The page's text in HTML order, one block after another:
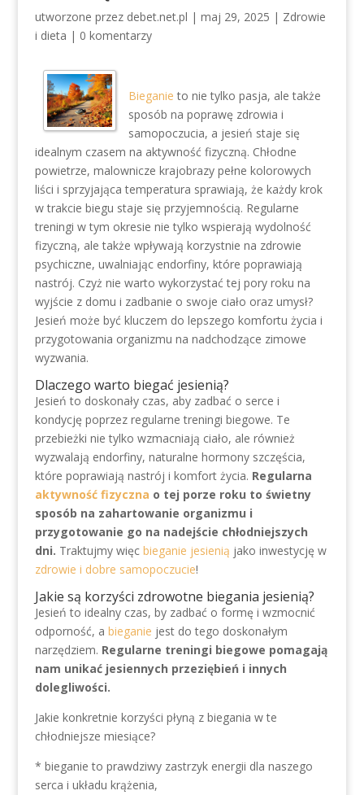
utworzone przez debet.net.pl | maj 29, 2025 | Zdrowie
i dieta | 0 komentarzy
Bieganie to nie tylko pasja, ale także
sposób na poprawę zdrowia i
samopoczucia, a jesień staje się
idealnym czasem na aktywność fizyczną. Chłodne
powietrze, malownicze krajobrazy pełne kolorowych
liści i sprzyjająca temperatura sprawiają, że każdy krok
w trakcie biegu staje się przyjemnością. Regularne
treningi w tym okresie nie tylko wspierają wydolność
fizyczną, ale także wpływają korzystnie na zdrowie
psychiczne, uwalniając endorfiny, które poprawiają
nastrój. Czyż nie warto wykorzystać tej pory roku na
wyjście z domu i zadbanie o swoje ciało oraz umysł?
Jesień może być kluczem do lepszego komfortu życia i
przygotowania organizmu na nadchodzące zimowe
wyzwania.
Dlaczego warto biegać jesienią?
Jesień to doskonały czas, aby zadbać o serce i
kondycję poprzez regularne treningi biegowe. Te
przebieżki nie tylko wzmacniają ciało, ale również
wyzwalają endorfiny, naturalne hormony szczęścia,
które poprawiają nastrój i komfort życia. Regularna
aktywność fizyczna o tej porze roku to świetny
sposób na zahartowanie organizmu i
przygotowanie go na nadejście chłodniejszych
dni. Traktujmy więc bieganie jesienią jako inwestycję w
zdrowie i dobre samopoczucie!
Jakie są korzyści zdrowotne biegania jesienią?
Jesień to idealny czas, by zadbać o formę i wzmocnić
odporność, a bieganie jest do tego doskonałym
narzędziem. Regularne treningi biegowe pomagają
nam unikać jesiennych przeziębień i innych
dolegliwości.
Jakie konkretnie korzyści płyną z biegania w te
chłodniejsze miesiące?
* bieganie to prawdziwy zastrzyk energii dla naszego
serca i układu krążenia,